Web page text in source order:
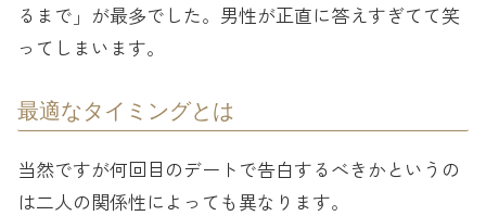
るまで」が最多でした。男性が正直に答えすぎてて笑
ってしまいます。
最適なタイミングとは
当然ですが何回目のデートで告白するべきかというの
は二人の関係性によっても異なります。